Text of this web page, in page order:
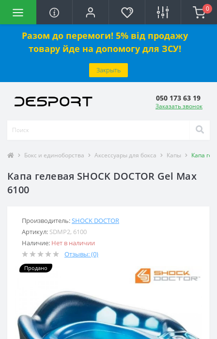
Разом до перемоги! 5% від продажу
товару йде на допомогу для ЗСУ!
Закрыть
0
050 173 63 19
Заказать звонок
Бокс и единоборства Аксессуары для бокса Капы Капа
Капа гелевая SHOCK DOCTOR Gel Max
6100
Производитель:SHOCK DOCTOR
Артикул: SDMP2, 6100
Наличие: Нет в наличии
Отзывы: (0)
Продано